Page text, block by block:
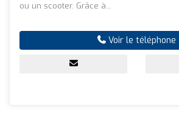
ou un scooter. Grâce à...
Voir le téléphone